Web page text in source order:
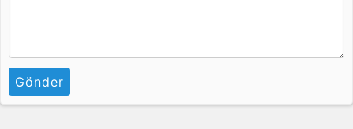
Gönder